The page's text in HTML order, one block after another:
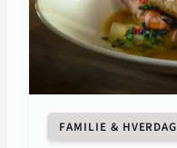
FAMILIE & HVERDAG